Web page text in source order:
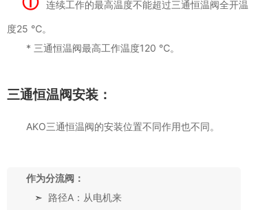
连续工作的最高温度不能超过三通恒温阀全开温
度25 ℃。
* 三通恒温阀最高工作温度120 ℃。
三通恒温阀安装：
AKO三通恒温阀的安装位置不同作用也不同。
作为分流阀：
➣ 路径A：从电机来